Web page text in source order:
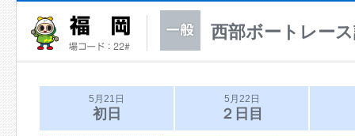
西部ボートレー
5月21日
初日
5月22日
２日目